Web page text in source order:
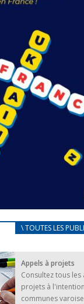
au mieux les
en France,...
\ TOUTES LES
Appels à projets
Consultez tous les
projets à
communes